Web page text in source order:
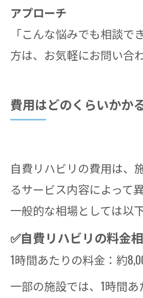
アプローチ
「こんな悩みでも相談で
方は、お気軽にお問い合
費用はどのくらいかか
自費リハビリの費用は、
るサービス内容によって
一般的な相場としては以
✅自費リハビリの料金
1時間あたりの料金：約
一部の施設では、1時間あ